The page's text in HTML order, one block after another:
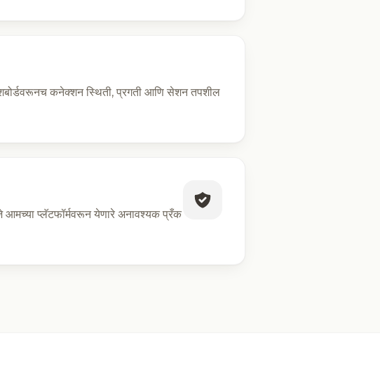
कनेक्शन स्थिती, प्रगती आणि सेशन तपशील
आमच्या प्लॅटफॉर्मवरून येणारे अनावश्यक प्रँक